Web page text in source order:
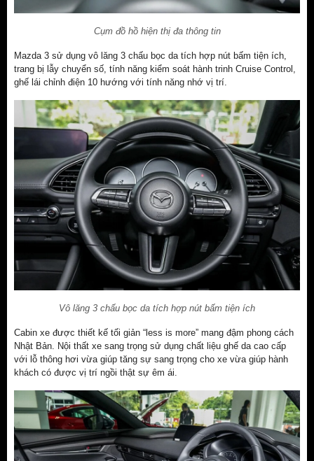
Cụm đồ hồ hiện thị đa thông tin
Mazda 3 sử dụng vô lăng 3 chấu bọc da tích hợp nút bấm tiện ích,
trang bị lẫy chuyển số, tính năng kiểm soát hành trinh Cruise Control,
ghế lái chỉnh điện 10 hướng với tính năng nhớ vị trí.
Vô lăng 3 chấu bọc da tích hợp nút bấm tiện ích
Cabin xe được thiết kế tối giản “less is more” mang đậm phong cách
Nhật Bản. Nội thất xe sang trọng sử dụng chất liệu ghế da cao cấp
với lỗ thông hơi vừa giúp tăng sự sang trọng cho xe vừa giúp hành
khách có được vị trí ngồi thật sự êm ái.